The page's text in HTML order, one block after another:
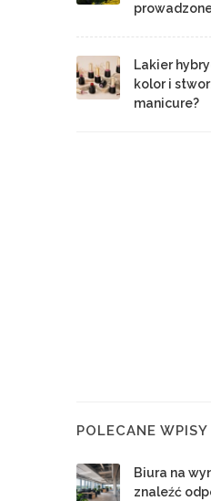
Lakier
kolor i
manicure?
POLECANE WPISY
Biura na
znaleźć